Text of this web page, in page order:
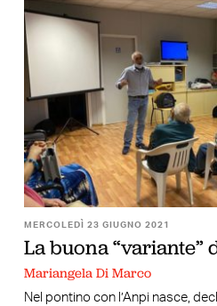
MERCOLEDÌ 23 GIUGNO 2021
La buona “variante”
Mariangela Di Marco
Nel pontino con l’Anpi nasce,